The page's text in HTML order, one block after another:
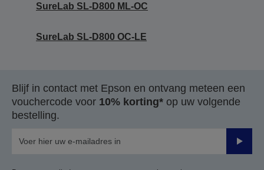
SureLab SL-D800 ML-OC
SureLab SL-D800 OC-LE
Blijf in contact met Epson en ontvang meteen een
vouchercode voor 10% korting* op uw volgende
bestelling.